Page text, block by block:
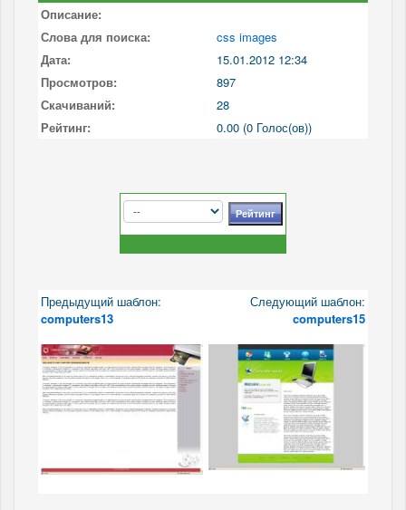
Описание:
Слова для поиска:
css images
Дата:
15.01.2012 12:34
Просмотров:
897
Скачиваний:
28
Рейтинг:
0.00 (0 Голос(ов))
Предыдущий шаблон:
computers13
Следующий шаблон:
computers15